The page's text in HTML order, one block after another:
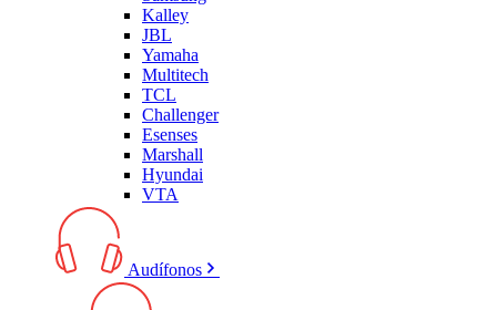
Kalley
JBL
Yamaha
Multitech
TCL
Challenger
Esenses
Marshall
Hyundai
VTA
Audífonos